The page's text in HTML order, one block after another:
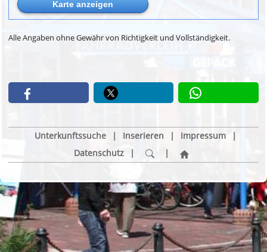
Alle Angaben ohne Gewähr von Richtigkeit und Vollständigkeit.
Unterkunftssuche | Inserieren | Impressum
|
Datenschutz
| |